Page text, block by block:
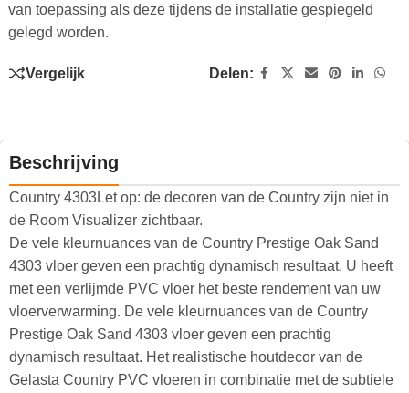
van toepassing als deze tijdens de installatie gespiegeld
gelegd worden.
Vergelijk Delen:
Beschrijving
Country 4303Let op: de decoren van de Country zijn niet in
de Room Visualizer zichtbaar.
De vele kleurnuances van de Country Prestige Oak Sand
4303 vloer geven een prachtig dynamisch resultaat. U heeft
met een verlijmde PVC vloer het beste rendement van uw
vloerverwarming. De vele kleurnuances van de Country
Prestige Oak Sand 4303 vloer geven een prachtig
dynamisch resultaat. Het realistische houtdecor van de
Gelasta Country PVC vloeren in combinatie met de subtiele